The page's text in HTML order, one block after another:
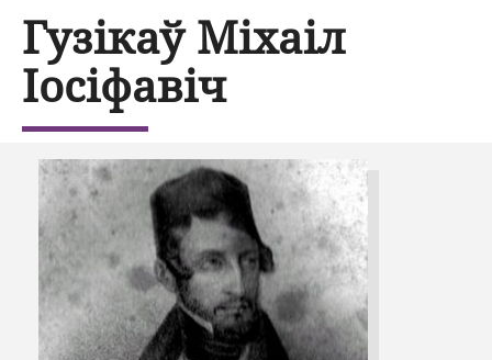
Гузікаў Міхаіл
Іосіфавіч